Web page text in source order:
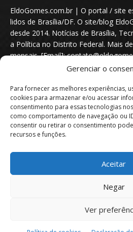
Gerenciar o
Para fornecer as melhores experiências,
cookies para armazenar e/ou acessar
consentimento para essas tecnologias
como comportamento de navegação ou
consentir ou retirar o consentimento
recursos e funções.
Aceitar
Negar
Ver
EldoGomes.com.br | O portal / site
lidos de Brasília/DF. O site/blog
desde 2014. Notícias de Brasília,
a Política no Distrito Federal. Mais
mensais. [Email]:
Portal EldoGomes.com.br | Entre os
Quem é “Eldo Gomes”